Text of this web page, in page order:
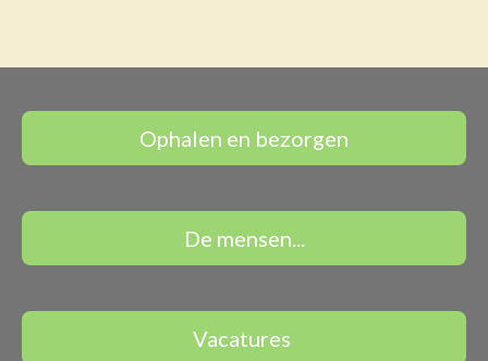
Ophalen en bezorgen
De mensen...
Vacatures